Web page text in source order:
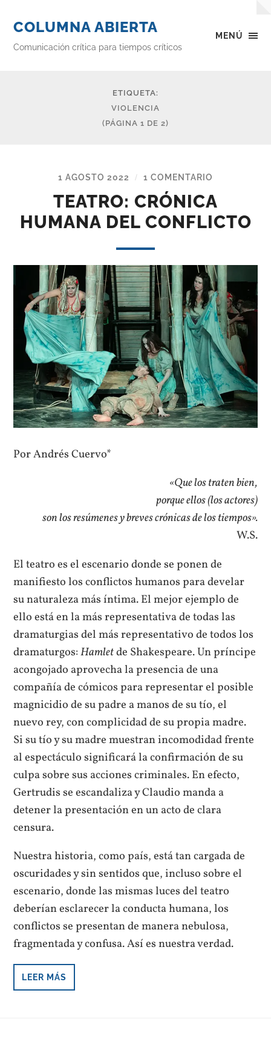
MENÚ
COLUMNA ABIERTA
Comunicación crítica para tiempos críticos
ETIQUETA:
VIOLENCIA
(PÁGINA 1 DE 2)
1 AGOSTO 2022 / 1 COMENTARIO
TEATRO: CRÓNICA
HUMANA DEL CONFLICTO
Por Andrés Cuervo*
«Que los traten bien,
porque ellos (los actores)
son los resúmenes y breves crónicas de los tiempos».
W.S.
El teatro es el escenario donde se ponen de
manifiesto los conflictos humanos para develar
su naturaleza más íntima. El mejor ejemplo de
ello está en la más representativa de todas las
dramaturgias del más representativo de todos los
dramaturgos:Hamletde Shakespeare. Un príncipe
acongojado aprovecha la presencia de una
compañía de cómicos para representar el posible
magnicidio de su padre a manos de su tío, el
nuevo rey, con complicidad de su propia madre.
Si su tío y su madre muestran incomodidad frente
al espectáculo significará la confirmación de su
culpa sobre sus acciones criminales. En efecto,
Gertrudis se escandaliza y Claudio manda a
detener la presentación en un acto de clara
censura.
Nuestra historia, como país, está tan cargada de
oscuridades y sin sentidos que, incluso sobre el
escenario, donde las mismas luces del teatro
deberían esclarecer la conducta humana, los
conflictos se presentan de manera nebulosa,
fragmentada y confusa. Así es nuestra verdad.
LEER MÁS